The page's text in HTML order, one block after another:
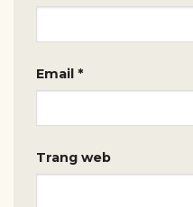
Email *
Trang web